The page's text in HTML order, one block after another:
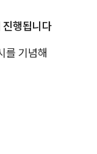
행됩니다
를 기념해